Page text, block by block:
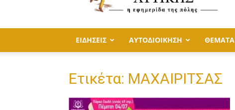
ΕΙΔΗΣΕΙΣ ΑΥΤΟΔΙΟΙΚΗΣΗ ΘΕΜΑΤΑ
Ετικέτα: ΜΑΧΑΙΡΙΤΣΑΣ